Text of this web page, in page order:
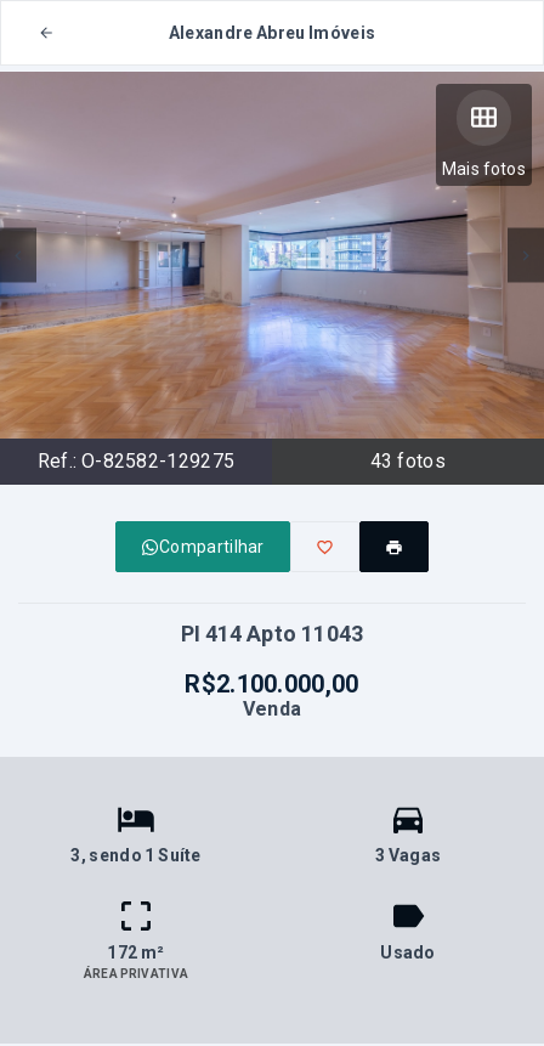
Alexandre Abreu Imóveis
Mais fotos
Ref.: O-82582-129275 43 fotos
Compartilhar
PI 414 Apto 11043
R$2.100.000,00
Venda
3, sendo 1 Suíte 3 Vagas
172 m²
ÁREA PRIVATIVA
Usado